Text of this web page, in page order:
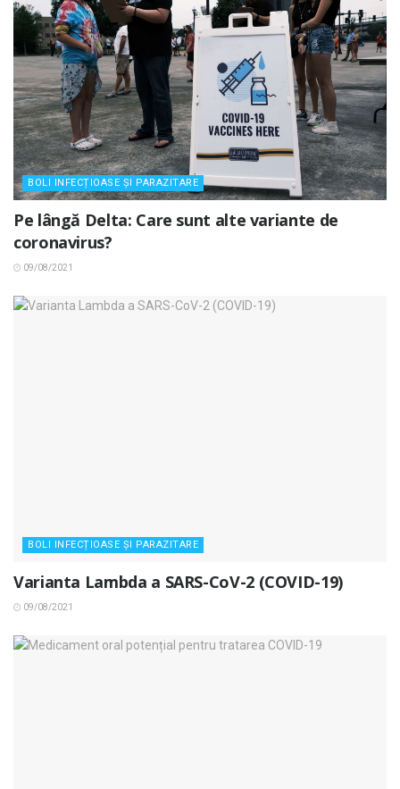
BOLI INFECȚIOASE ȘI PARAZITARE
Pe lângă Delta: Care sunt alte variante de
coronavirus?
09/08/2021
BOLI INFECȚIOASE ȘI PARAZITARE
Varianta Lambda a SARS-CoV-2 (COVID-19)
09/08/2021